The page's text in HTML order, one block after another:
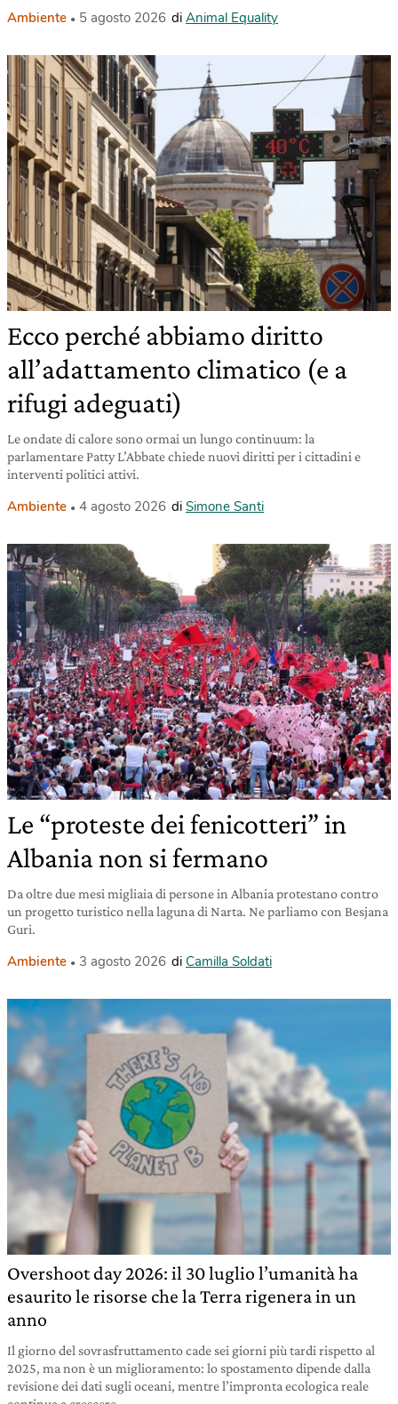
Ambiente 5 agosto 2026 di Animal Equality
Ecco perché abbiamo diritto
all’adattamento climatico (e a
rifugi adeguati)
Le ondate di calore sono ormai un lungo continuum: la
parlamentare Patty L’Abbate chiede nuovi diritti per i cittadini e
interventi politici attivi.
Ambiente 4 agosto 2026 di Simone Santi
Le “proteste dei fenicotteri” in
Albania non si fermano
Da oltre due mesi migliaia di persone in Albania protestano contro
un progetto turistico nella laguna di Narta. Ne parliamo con Besjana
Guri.
Ambiente 3 agosto 2026 di Camilla Soldati
Overshoot day 2026: il 30 luglio l’umanità ha
esaurito le risorse che la Terra rigenera in un
anno
Il giorno del sovrasfruttamento cade sei giorni più tardi rispetto al
2025, ma non è un miglioramento: lo spostamento dipende dalla
revisione dei dati sugli oceani, mentre l’impronta ecologica reale